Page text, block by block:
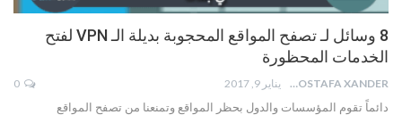
8 وسائل لـ تصفح المواقع المحجوبة بديلة الـ VPN لفتح
الخدمات المحظورة
MOSTAFA XANDER يناير 9, 2017
دائماً تقوم المؤسسات والدول بحظر المواقع وتمنعنا من تصفح المواقع